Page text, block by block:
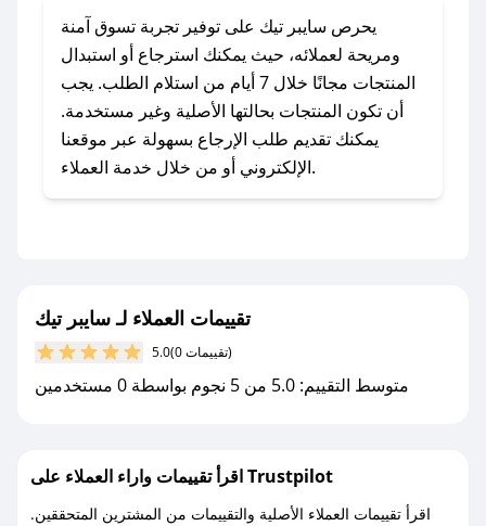
### كيف تحصل على كوبونات خصم حصرية من
سايبر تيك؟
للحصول على كوبونات وخصومات حصرية، قم بما
يلي:
- اضغط على أيقونة متابعة لمتجر سايبر تيك في
تطبيق صحصح.
مع صحصح، تسوق بذكاء ووفّر على كل مشترياتك مع
يحرص سايبر تيك على توفير تجربة تسوق آمنة
ومريحة لعملائه، حيث يمكنك استرجاع أو استبدال
المنتجات مجانًا خلال 7 أيام من استلام الطلب. يجب
أن تكون المنتجات بحالتها الأصلية وغير مستخدمة.
يمكنك تقديم طلب الإرجاع بسهولة عبر موقعنا
الإلكتروني أو من خلال خدمة العملاء.
تقييمات العملاء لـ سايبر تيك
5.0 (0 تقييمات)
متوسط التقييم: 5.0 من 5 نجوم بواسطة 0 مستخدمين
اقرأ تقييمات واراء العملاء على Trustpilot
اقرأ تقييمات العملاء الأصلية والتقييمات من المشترين المتحققين.